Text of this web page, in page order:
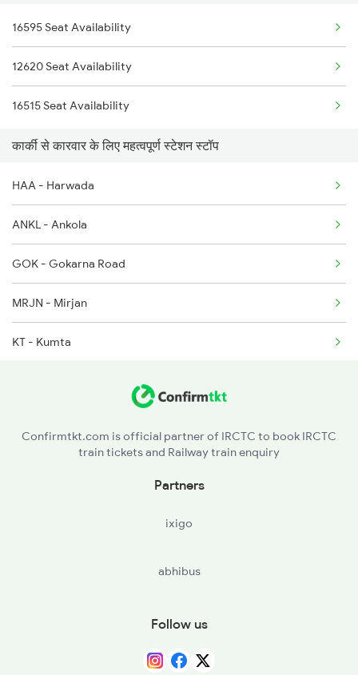
1214 Kcvl Ltt Sf Exp
2431 Tvc Nzm Exp
2432 Nzm Tvc Spl
2475 Hsr Cbe Ac Spl
2476 Cbe Hsr Ac Exp
2617 Mangladweep Exp
2618 Mngla Lksdp Spl
2619 Ltt Maq Sup Spl
2620 Maq Ltt Festspl
16595 Seat Availability
12620 Seat Availability
16515 Seat Availability
कार्की से कारवार के लिए महत्वपूर्ण स्टेशन स्टॉप
HAA - Harwada
ANKL - Ankola
GOK - Gokarna Road
MRJN - Mirjan
KT - Kumta
Confirmtkt.com is official partner of IRCTC to book IRCTC
train tickets and Railway train enquiry
Partners
ixigo
abhibus
Follow us